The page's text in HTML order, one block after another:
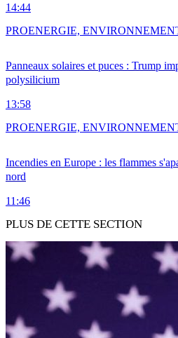
14:44
Panneaux solaires et puces : Trump
polysilicium
13:58
PROENERGIE,
Incendies en Europe : les flammes
nord
11:46
PROENERGIE,
PLUS DE CETTE SECTION